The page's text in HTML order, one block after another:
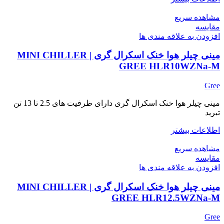
مشاهده سریع
مقایسه
افزودن به علاقه مندی ها
مینی چیلر هوا خنک اسکرال گری | MINI CHILLER
GREE HLR10WZNa-M
Gree
مینی چیلر هوا خنک اسکرال گری دارای ظرفیت های 2.5 تا 13 تن
تبرید
اطلاعات بیشتر
مشاهده سریع
مقایسه
افزودن به علاقه مندی ها
مینی چیلر هوا خنک اسکرال گری | MINI CHILLER
GREE HLR12.5WZNa-M
Gree